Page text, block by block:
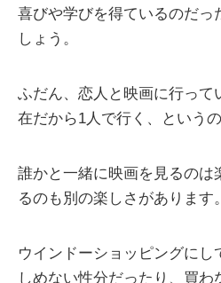
喜びや学びを得ているのだっ
しょう。
ふだん、恋人と映画に行って
在だから1人で行く、という
誰かと一緒に映画を見るのは
るのも別の楽しさがあります。
ウインドーショッピングにし
しめない性分だったり、買